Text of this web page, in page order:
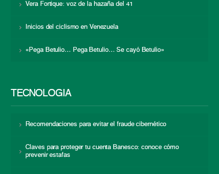
Vera Fortique: voz de la hazaña del 41
Inicios del ciclismo en Venezuela
«Pega Betulio… Pega Betulio… Se cayó Betulio»
TECNOLOGÍA
Recomendaciones para evitar el fraude cibernético
Claves para proteger tu cuenta Banesco: conoce cómo
prevenir estafas